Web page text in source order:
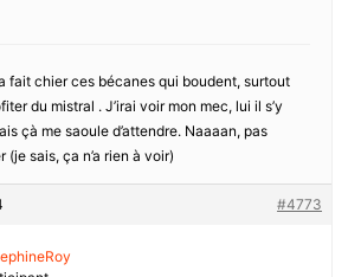
fait chier ces bécanes qui boudent, surtout
du mistral . J’irai voir mon mec, lui il s’y
çà me saoule d’attendre. Naaaan, pas
(je sais, ça n’a rien à voir)
#4773